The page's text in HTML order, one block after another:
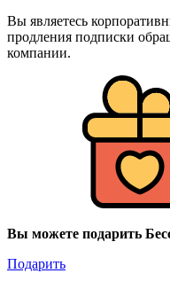
Вы являетесь
продления подписки
компании.
Вы можете подарить
Подарить